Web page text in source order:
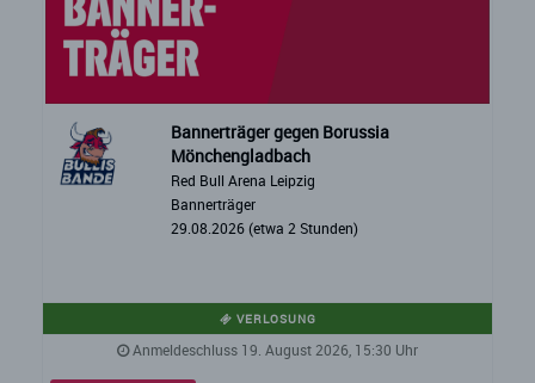
Bannerträger gegen Borussia
Mönchengladbach
Red Bull Arena Leipzig
Bannerträger
29.08.2026 (etwa 2 Stunden)
VERLOSUNG
Anmeldeschluss 19. August 2026, 15:30 Uhr